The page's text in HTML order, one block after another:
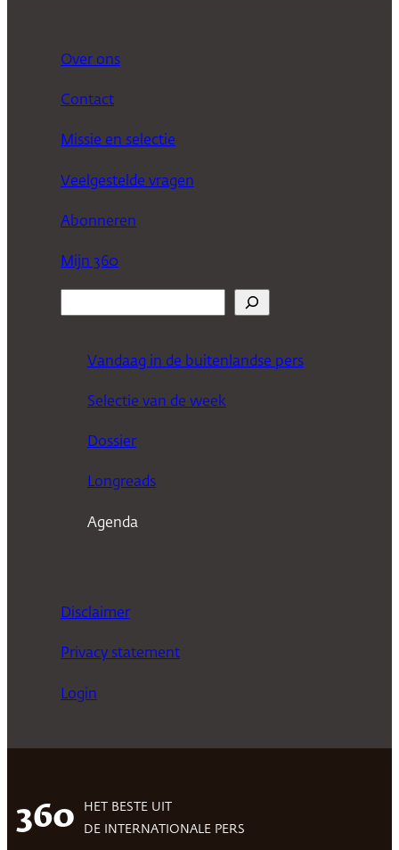
Over ons
Contact
Missie en selectie
Veelgestelde vragen
Abonneren
Mijn 360
Vandaag in de buitenlandse pers
Selectie van de week
Dossier
Longreads
Agenda
Disclaimer
Privacy statement
Login
360
HET BESTE UIT
DE INTERNATIONALE PERS